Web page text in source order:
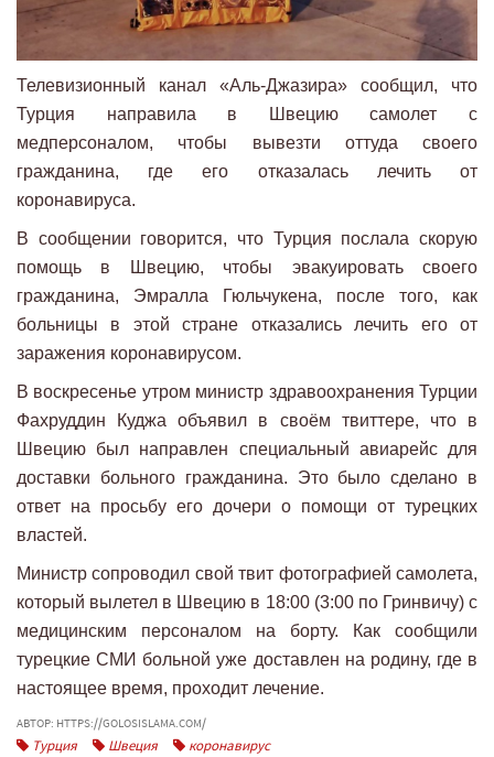
Телевизионный канал «Аль-Джазира» сообщил, что
Турция направила в Швецию самолет с
медперсоналом, чтобы вывезти оттуда своего
гражданина, где его отказалась лечить от
коронавируса.
В сообщении говорится, что Турция послала скорую
помощь в Швецию, чтобы эвакуировать своего
гражданина, Эмралла Гюльчукена, после того, как
больницы в этой стране отказались лечить его от
заражения коронавирусом.
В воскресенье утром министр здравоохранения Турции
Фахруддин Куджа объявил в своём твиттере, что в
Швецию был направлен специальный авиарейс для
доставки больного гражданина. Это было сделано в
ответ на просьбу его дочери о помощи от турецких
властей.
Министр сопроводил свой твит фотографией самолета,
который вылетел в Швецию в 18:00 (3:00 по Гринвичу) с
медицинским персоналом на борту. Как сообщили
турецкие СМИ больной уже доставлен на родину, где в
настоящее время, проходит лечение.
АВТОР: HTTPS://GOLOSISLAMA.COM/
Турция Швеция коронавирус